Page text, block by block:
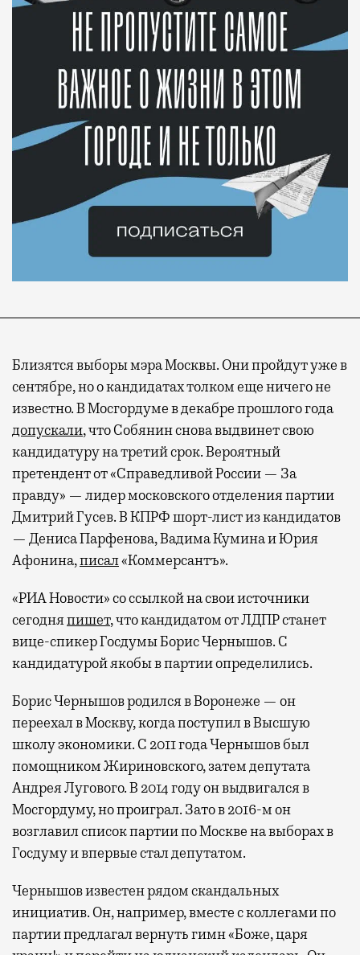
Близятся выборы мэра Москвы. Они пройдут уже в
сентябре, но о кандидатах толком еще ничего не
известно. В Мосгордуме в декабре прошлого года
допускали, что Собянин снова выдвинет свою
кандидатуру на третий срок. Вероятный
претендент от «Справедливой России — За
правду» — лидер московского отделения партии
Дмитрий Гусев. В КПРФ шорт-лист из кандидатов
— Дениса Парфенова, Вадима Кумина и Юрия
Афонина,писал«Коммерсантъ».
«РИА Новости» со ссылкой на свои источники
сегодняпишет, что кандидатом от ЛДПР станет
вице-спикер Госдумы Борис Чернышов. С
кандидатурой якобы в партии определились.
Борис Чернышов родился в Воронеже — он
переехал в Москву, когда поступил в Высшую
школу экономики. С 2011 года Чернышов был
помощником Жириновского, затем депутата
Андрея Лугового. В 2014 году он выдвигался в
Мосгордуму, но проиграл. Зато в 2016-м он
возглавил список партии по Москве на выборах в
Госдуму и впервые стал депутатом.
Чернышов известен рядом скандальных
инициатив. Он, например, вместе с коллегами по
партии предлагал вернуть гимн «Боже, царя